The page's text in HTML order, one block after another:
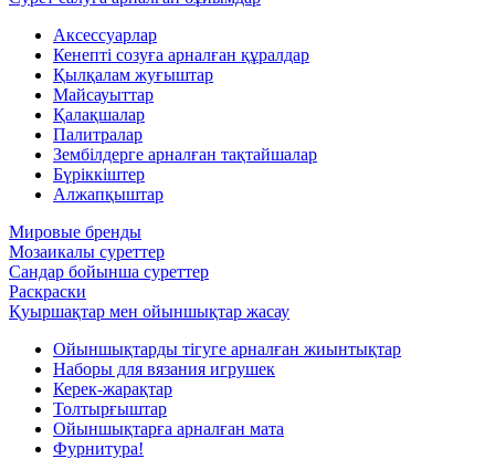
Аксессуарлар
Кенепті созуға арналған құралдар
Қылқалам жуғыштар
Майсауыттар
Қалақшалар
Палитралар
Зембілдерге арналған тақтайшалар
Бүріккіштер
Алжапқыштар
Мировые бренды
Мозаикалы суреттер
Сандар бойынша суреттер
Раскраски
Қуыршақтар мен ойыншықтар жасау
Ойыншықтарды тігуге арналған жиынтықтар
Наборы для вязания игрушек
Керек-жарақтар
Толтырғыштар
Ойыншықтарға арналған мата
Фурнитура!